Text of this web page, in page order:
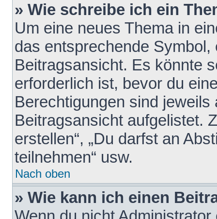
» Wie schreibe ich ein
Um eine neues Thema in
das entsprechende
Beitragsansicht. Es könnte
erforderlich ist, bevor du
Berechtigungen sind
Beitragsansicht aufgelistet.
erstellen“, „Du darfst an
teilnehmen“ usw.
Nach oben
» Wie kann ich einen